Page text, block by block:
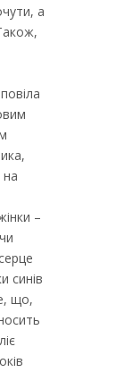
а
–
синів
що,